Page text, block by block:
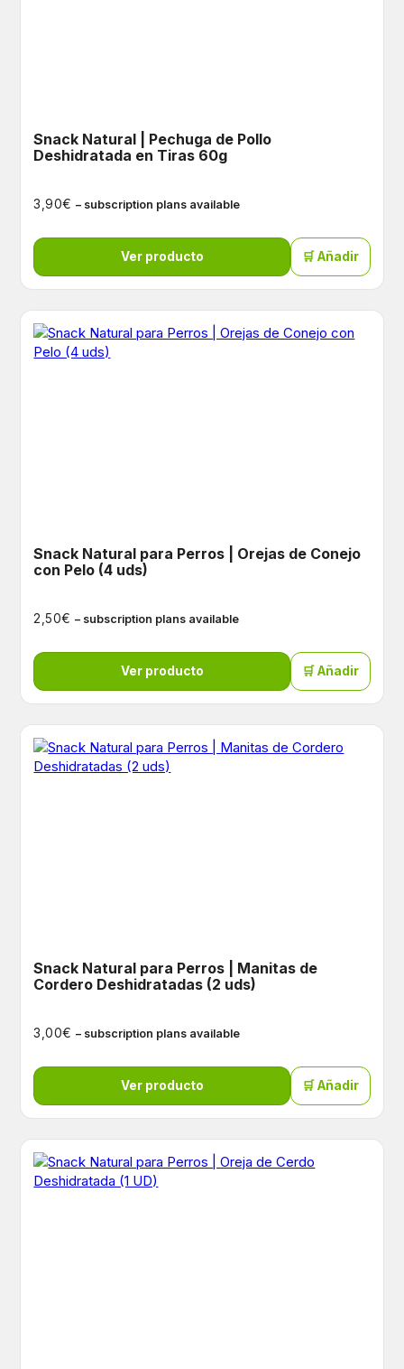
Snack Natural | Pechuga de Pollo
Deshidratada en Tiras 60g
3,90€ – subscription plans available
Ver producto 🛒 Añadir
Snack Natural para Perros | Orejas de Conejo
con Pelo (4 uds)
2,50€ – subscription plans available
Ver producto 🛒 Añadir
Snack Natural para Perros | Manitas de
Cordero Deshidratadas (2 uds)
3,00€ – subscription plans available
Ver producto 🛒 Añadir